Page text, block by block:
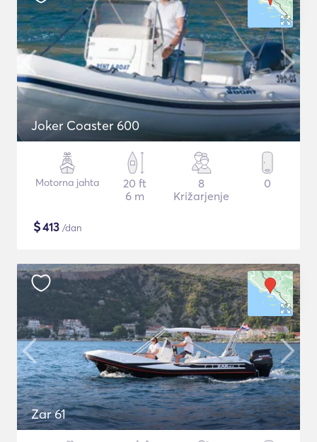
Joker Coaster 600
Motorna jahta
20 ft
6 m
8
Križarjenje
0
$413 /dan
Zar 61